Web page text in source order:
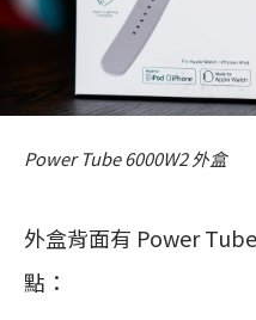
Power Tube 6000W2 外盒
外盒背面有 Power
點：